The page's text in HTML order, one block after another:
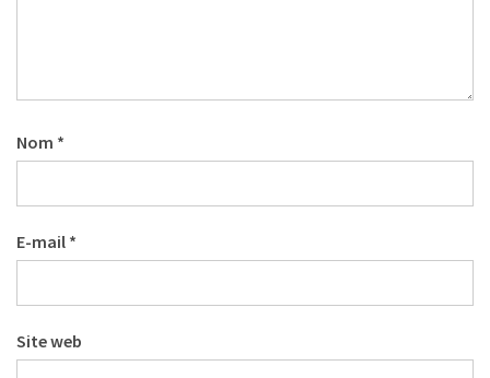
Nom *
E-mail *
Site web